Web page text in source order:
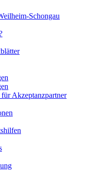
Schongau
Akzeptanzpartner